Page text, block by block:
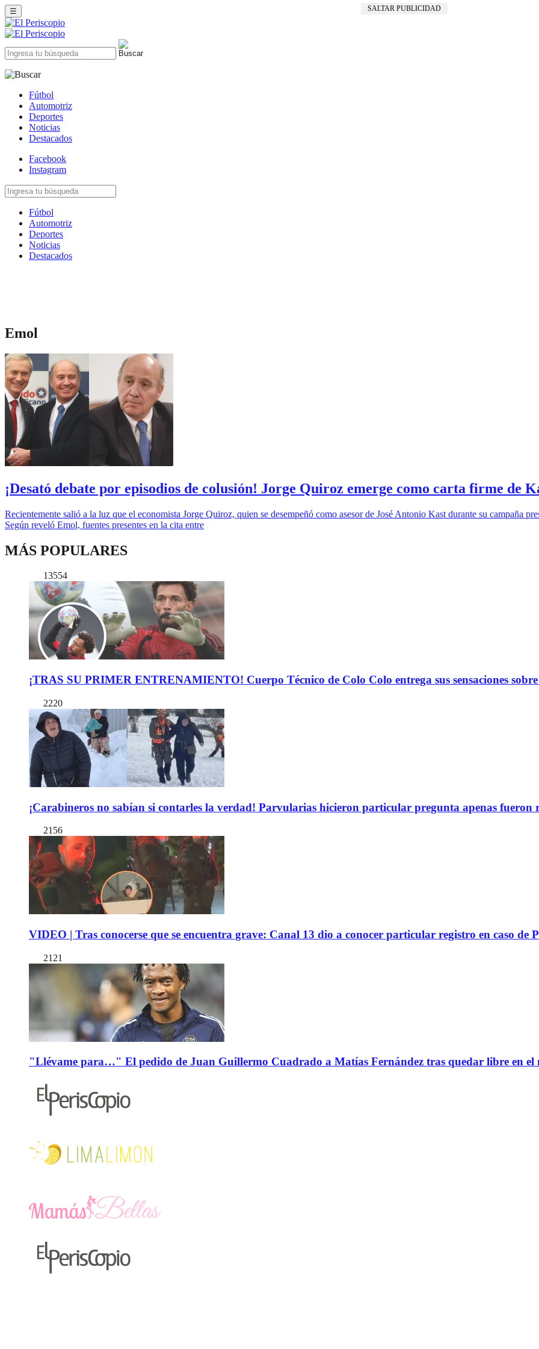
SALTAR PUBLICIDAD
☰
Fútbol
Automotriz
Deportes
Noticias
Destacados
Facebook
Instagram
Fútbol
Automotriz
Deportes
Noticias
Destacados
Emol
¡Desató debate por episodios de colusión! Jorge Quiroz emerge como carta firme de
Recientemente salió a la luz que el economista Jorge Quiroz, quien se desempeñó como asesor de José Antonio Kast durante su campaña
Según reveló Emol, fuentes presentes en la cita entre
MÁS POPULARES
13554
¡TRAS SU PRIMER ENTRENAMIENTO! Cuerpo Técnico de Colo Colo entrega sus sensaciones
2220
¡Carabineros no sabían si contarles la verdad! Parvularias hicieron particular pregunta apenas fueron
2156
VIDEO | Tras conocerse que se encuentra grave: Canal 13 dio a conocer particular registro en caso de
2121
"Llévame para…" El pedido de Juan Guillermo Cuadrado a Matías Fernández tras quedar libre en el